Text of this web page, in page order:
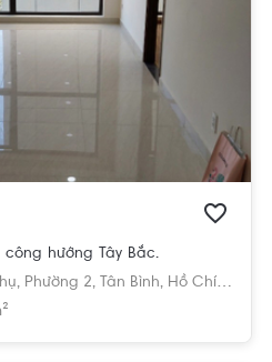
hướng Tây Bắc.
Phường 2, Tân Bình, Hồ Chí Minh